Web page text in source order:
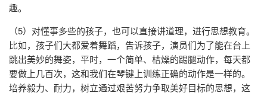
趣。
（5）对懂事多些的孩子，也可以直接讲道理，进行思想教育。
比如，孩子们大都爱着舞蹈，告诉孩子，演员们为了能在台上
跳出美妙的舞姿，平时，一个简单、桔燥的踢腿动作，每天都
要做上几百次，这和我们在琴键上训练正确的动作是一样的。
培养毅力、耐力，树立通过艰苦努力争取美好目标的思想，这